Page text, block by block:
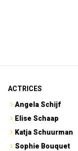
ACTRICES
Angela Schijf
Elise Schaap
Katja Schuurman
Sophie Bouquet